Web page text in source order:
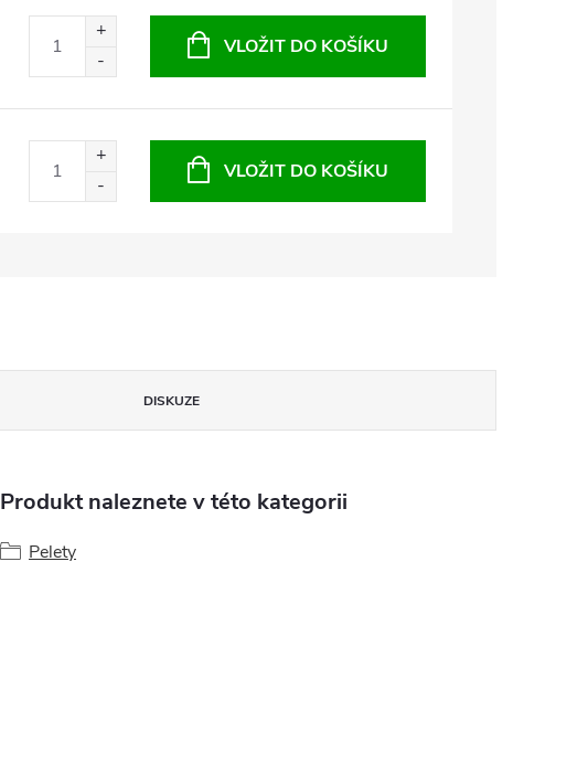
VLOŽIT DO KOŠÍKU
VLOŽIT DO KOŠÍKU
DISKUZE
Produkt naleznete v této kategorii
Pelety